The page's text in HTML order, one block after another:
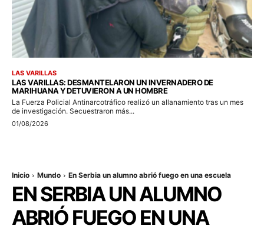
LAS VARILLAS
LAS VARILLAS: DESMANTELARON UN INVERNADERO DE
MARIHUANA Y DETUVIERON A UN HOMBRE
La Fuerza Policial Antinarcotráfico realizó un allanamiento tras un mes
de investigación. Secuestraron más...
01/08/2026